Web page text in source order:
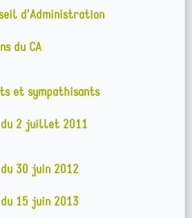
d’Administration
du CA
et sympathisants
du 2 juillet 2011
30 juin 2012
15 juin 2013